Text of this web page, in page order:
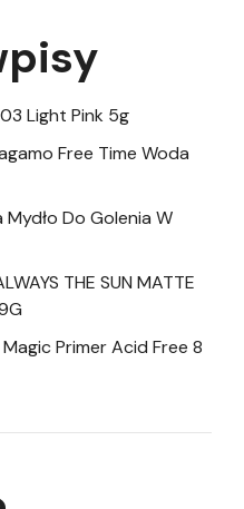
Light Pink 5g
Free Time Woda
Do Golenia W
THE SUN MATTE
Primer Acid Free 8